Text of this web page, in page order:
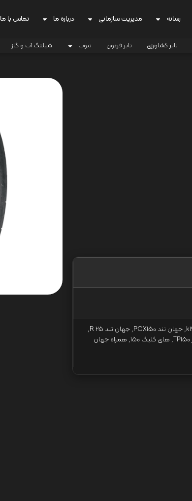
رسانه مدیریت سازمانی درباره ما تماس با ما
تایر کشاورزی تایر فرغون تیوب شیلنگ آب و گاز
پلنتا کلیک 150I, جهان تند k150, جهان تند k165, جهان تند PCX150, جهان تند R 25,
دینو CL150, سپهر 150, گلکسی CL150, نیکتاز TP150, های کلیک 150, همراه جهان